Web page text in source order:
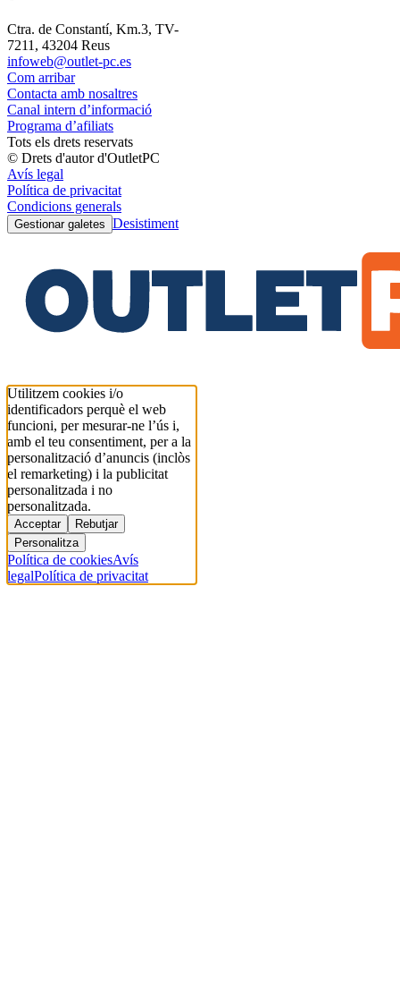
Ctra. de Constantí, Km.3, TV-
7211, 43204 Reus
infoweb@outlet-pc.es
Com arribar
Contacta amb nosaltres
Canal intern d’informació
Programa d’afiliats
Tots els drets reservats
© Drets d'autor d'OutletPC
Avís legal
Política de privacitat
Condicions generals
Gestionar galetes Desistiment
Utilitzem cookies i/o
identificadors perquè el web
funcioni, per mesurar-ne l’ús i,
amb el teu consentiment, per a la
personalització d’anuncis (inclòs
el remarketing) i la publicitat
personalitzada i no
personalitzada.
Acceptar
Rebutjar
Personalitza
Política de cookiesAvís
legalPolítica de privacitat